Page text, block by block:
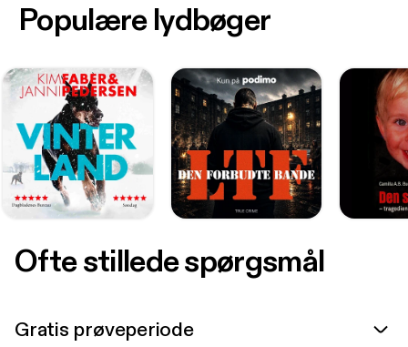
Populære lydbøger
Ofte stillede spørgsmål
Gratis prøveperiode